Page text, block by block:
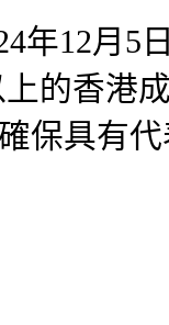
年12月5
上的香港
保具有